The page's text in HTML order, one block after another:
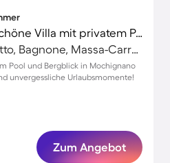
Familienorientierte schöne Villa mit privatem Pool, Garten und Terrasse | Naturblick | Ideal für Homeoffice
Mochignano di Sotto, Bagnone, Massa-Carrara
Pool und Bergblick in Mochignano
unvergessliche Urlaubsmomente!
Zum Angebot